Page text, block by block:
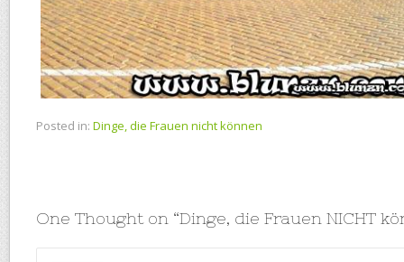
Posted in: Dinge, die Frauen nicht können
One Thought on “Dinge, die Frauen NICHT